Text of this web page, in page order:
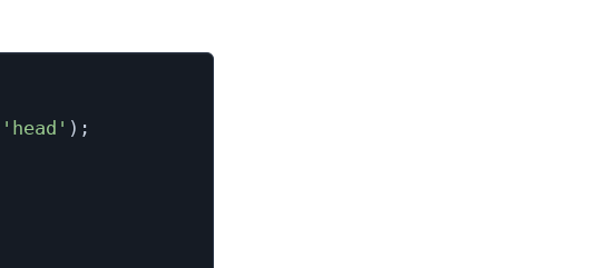
'head' ) ;